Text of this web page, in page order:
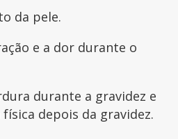
da pele.
e a dor durante o
durante a gravidez e
depois da gravidez.